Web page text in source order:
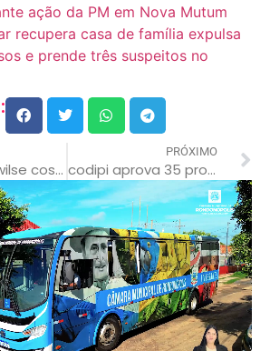
ação da PM em Nova Mutum
recupera casa de família expulsa
e prende três suspeitos no
professora wilse costa falece após luta contra o câncer
PRÓXIMO
codipi aprova 35 projetos de empresas para atuação nos distritos industriais